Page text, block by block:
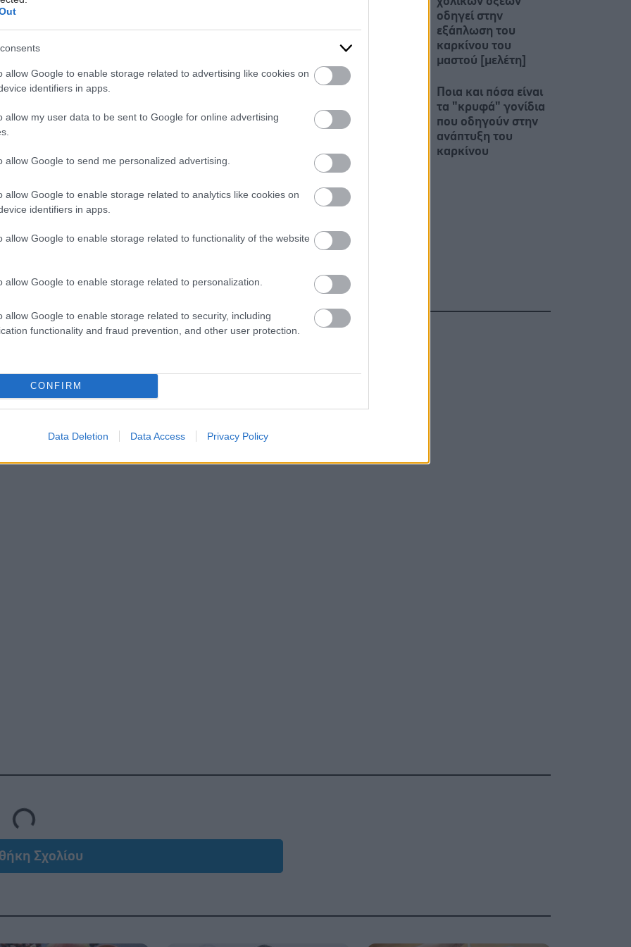
allow Google to enable storage related to advertising like cookies on
identifiers in apps.
allow my user data to be sent to Google for online advertising
allow Google to send me personalized advertising.
allow Google to enable storage related to analytics like cookies on
identifiers in apps.
allow Google to enable storage related to functionality of the website
allow Google to enable storage related to personalization.
allow Google to enable storage related to security, including
functionality and fraud prevention, and other user protection.
CONFIRM
Data Deletion Data Access Privacy Policy
προσωπικού
χαμηλών λιπαρών βοηθά στην απώλεια βάρους
οδηγεί στην
εξάπλωση του
καρκίνου του
μαστού [μελέτη]
Ποια και πόσα είναι
τα "κρυφά" γονίδια
που οδηγούν στην
ανάπτυξη του
καρκίνου
Loading...
Σχολίου